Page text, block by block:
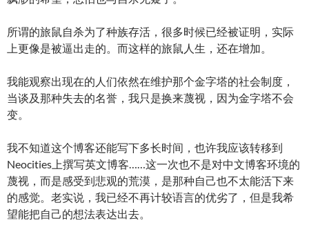
所谓的旅鼠自杀为了种族存活，很多时候已经被证明，实际
上更像是被逼出走的。而这样的旅鼠人生，还在增加。
我能观察出现在的人们依然在维护那个金字塔的社会制度，
当谈及那种失去的名誉，我只是换来蔑视，因为金字塔不会
变。
我不知道这个博客还能写下多长时间，也许我应该转移到
Neocities上撰写英文博客……这一次也不是对中文博客环境的
蔑视，而是感受到悲观的荒漠，是那种自己也不太能活下来
的感觉。老实说，我已经不再计较语言的优劣了，但是我希
望能把自己的想法表达出去。